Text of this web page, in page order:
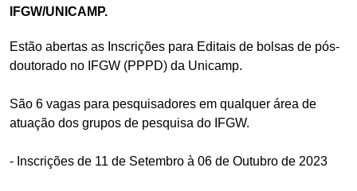
IFGW/UNICAMP.
Estão abertas as Inscrições para Editais de bolsas de pós-
doutorado no IFGW (PPPD) da Unicamp.
São 6 vagas para pesquisadores em qualquer área de
atuação dos grupos de pesquisa do IFGW.
- Inscrições de 11 de Setembro à 06 de Outubro de 2023